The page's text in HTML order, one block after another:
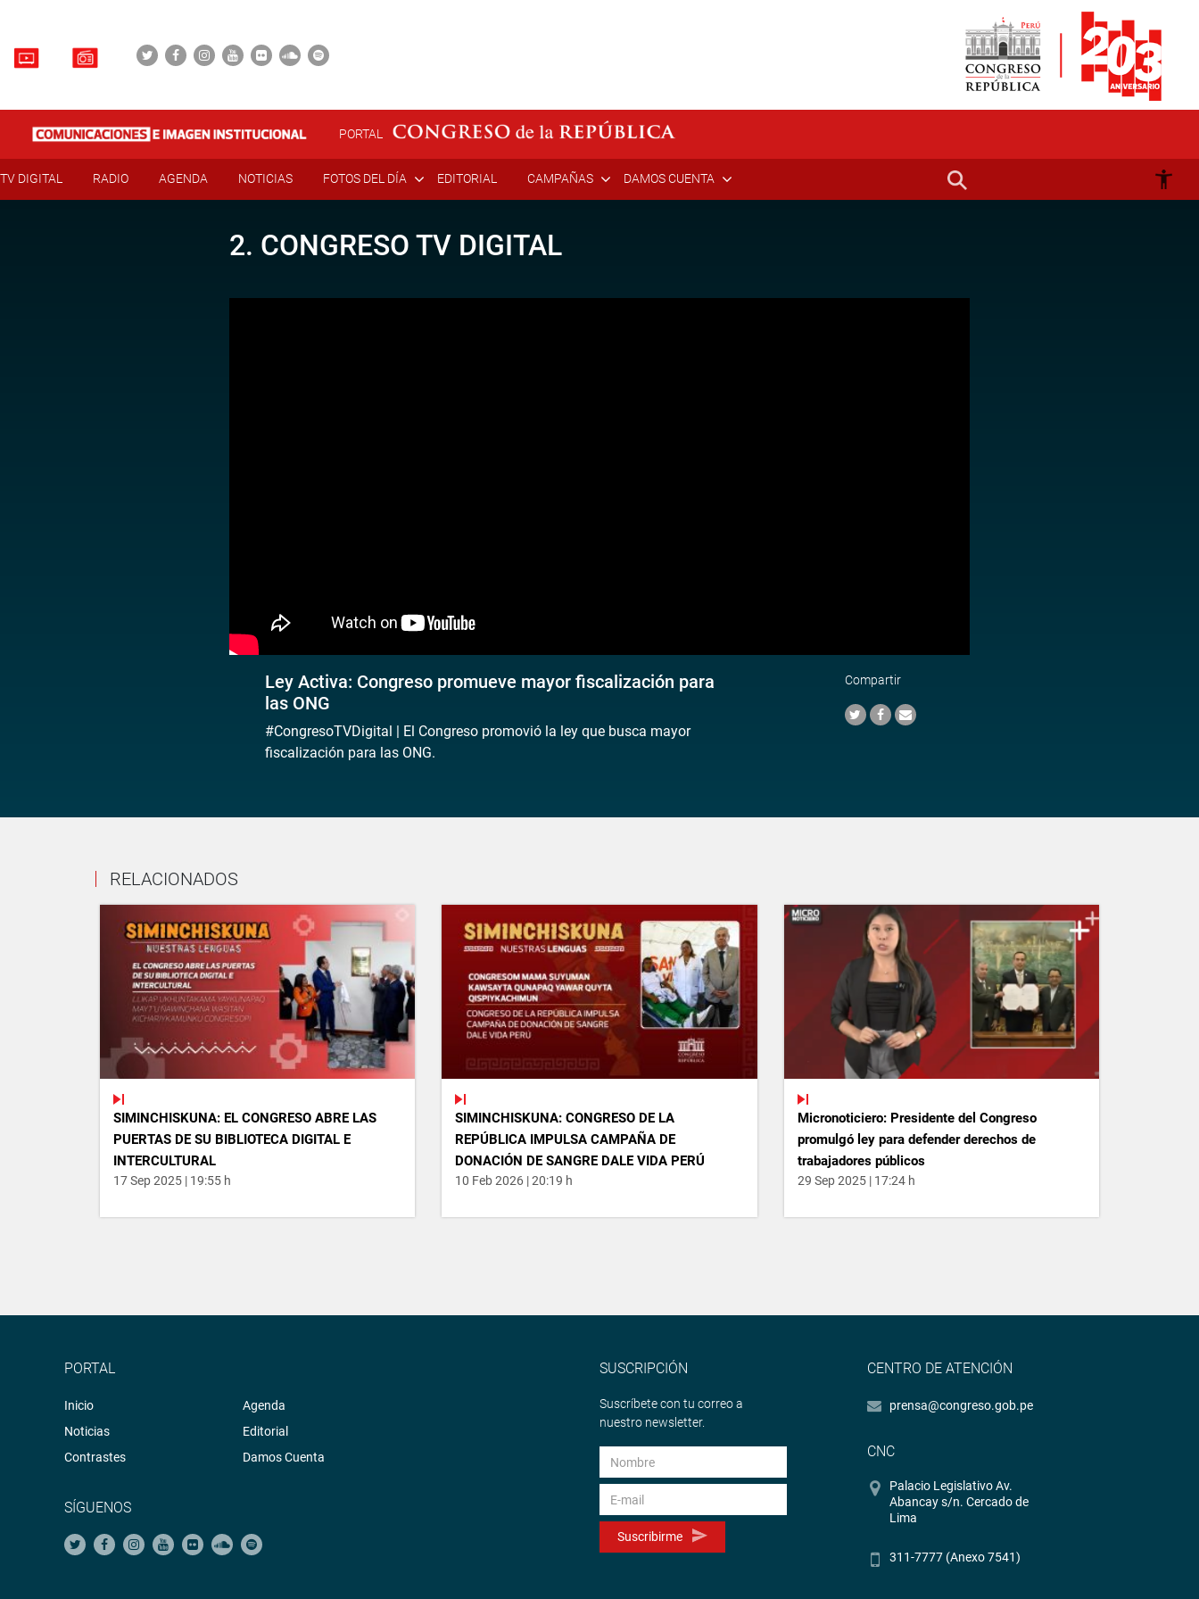
PORTAL
TV DIGITAL RADIO AGENDA NOTICIAS FOTOS DEL DÍA EDITORIAL CAMPAÑAS DAMOS CUENTA
2. CONGRESO TV DIGITAL
Ley Activa: Congreso promueve mayor fiscalización para
las ONG
#CongresoTVDigital | El Congreso promovió la ley que busca mayor
fiscalización para las ONG.
Compartir
RELACIONADOS
SIMINCHISKUNA: EL CONGRESO ABRE LAS
PUERTAS DE SU BIBLIOTECA DIGITAL E
INTERCULTURAL
17 Sep 2025 | 19:55 h
SIMINCHISKUNA: CONGRESO DE LA
REPÚBLICA IMPULSA CAMPAÑA DE
DONACIÓN DE SANGRE DALE VIDA PERÚ
10 Feb 2026 | 20:19 h
Micronoticiero: Presidente del Congreso
promulgó ley para defender derechos de
trabajadores públicos
29 Sep 2025 | 17:24 h
PORTAL
Inicio
Noticias
Contrastes
Agenda
Editorial
Damos Cuenta
SÍGUENOS
SUSCRIPCIÓN
Suscríbete con tu correo a
nuestro newsletter.
Suscribirme
CENTRO DE ATENCIÓN
prensa@congreso.gob.pe
CNC
Palacio Legislativo Av.
Abancay s/n. Cercado de
Lima
311-7777 (Anexo 7541)